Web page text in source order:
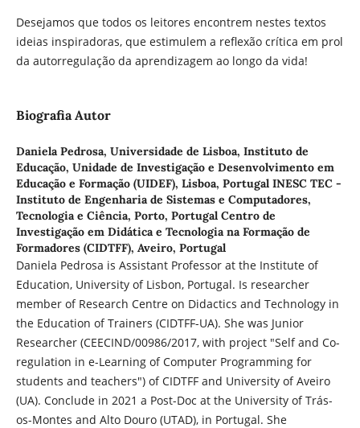
Desejamos que todos os leitores encontrem nestes textos
ideias inspiradoras, que estimulem a reflexão crítica em prol
da autorregulação da aprendizagem ao longo da vida!
Biografia Autor
Daniela Pedrosa, Universidade de Lisboa, Instituto de
Educação, Unidade de Investigação e Desenvolvimento em
Educação e Formação (UIDEF), Lisboa, Portugal INESC TEC -
Instituto de Engenharia de Sistemas e Computadores,
Tecnologia e Ciência, Porto, Portugal Centro de
Investigação em Didática e Tecnologia na Formação de
Formadores (CIDTFF), Aveiro, Portugal
Daniela Pedrosa is Assistant Professor at the Institute of
Education, University of Lisbon, Portugal. Is researcher
member of Research Centre on Didactics and Technology in
the Education of Trainers (CIDTFF-UA). She was Junior
Researcher (CEECIND/00986/2017, with project "Self and Co-
regulation in e-Learning of Computer Programming for
students and teachers") of CIDTFF and University of Aveiro
(UA). Conclude in 2021 a Post-Doc at the University of Trás-
os-Montes and Alto Douro (UTAD), in Portugal. She